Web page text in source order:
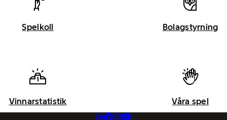
Spelkoll Bolagstyrning
Vinnarstatistik Våra spel